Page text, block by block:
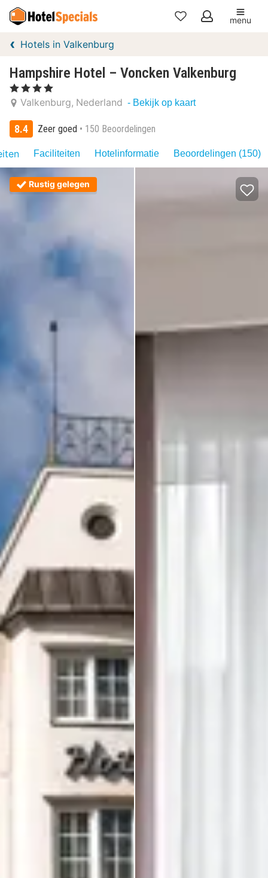
Mijn
menu
Hotels in Valkenburg
Hampshire Hotel – Voncken Valkenburg
, 4 Sterren
Valkenburg Nederland - Bekijk op kaart
8.4 Zeer goed 150 Beoordelingen
Faciliteiten Hotelinformatie Beoordelingen (150)
Rustig gelegen